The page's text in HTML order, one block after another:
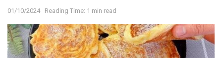
01/10/2024 Reading Time: 1 min read